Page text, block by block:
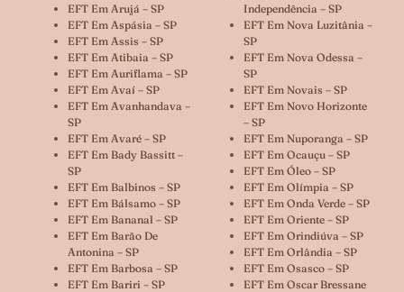
EFT Em Arujá – SP
EFT Em Aspásia – SP
EFT Em Assis – SP
EFT Em Atibaia – SP
EFT Em Auriflama – SP
EFT Em Avaí – SP
EFT Em Avanhandava –
SP
EFT Em Avaré – SP
EFT Em Bady Bassitt –
SP
EFT Em Balbinos – SP
EFT Em Bálsamo – SP
EFT Em Bananal – SP
EFT Em Barão De
Antonina – SP
EFT Em Barbosa – SP
EFT Em Bariri – SP
Independência – SP
EFT Em Nova Luzitânia –
SP
EFT Em Nova Odessa –
SP
EFT Em Novais – SP
EFT Em Novo Horizonte
– SP
EFT Em Nuporanga – SP
EFT Em Ocauçu – SP
EFT Em Óleo – SP
EFT Em Olímpia – SP
EFT Em Onda Verde – SP
EFT Em Oriente – SP
EFT Em Orindiúva – SP
EFT Em Orlândia – SP
EFT Em Osasco – SP
EFT Em Oscar Bressane